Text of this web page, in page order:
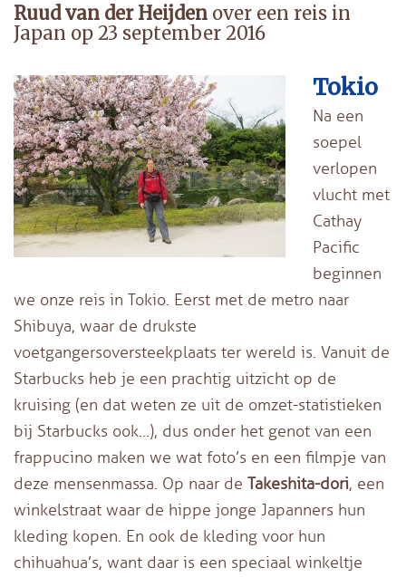
Ruud van der Heijden over een reis in
Japan op 23 september 2016
Tokio
Na een
soepel
verlopen
vlucht met
Cathay
Pacific
beginnen
we onze reis in Tokio. Eerst met de metro naar
Shibuya, waar de drukste
voetgangersoversteekplaats ter wereld is. Vanuit de
Starbucks heb je een prachtig uitzicht op de
kruising (en dat weten ze uit de omzet-statistieken
bij Starbucks ook…), dus onder het genot van een
frappucino maken we wat foto’s en een filmpje van
deze mensenmassa. Op naar de Takeshita-dori, een
winkelstraat waar de hippe jonge Japanners hun
kleding kopen. En ook de kleding voor hun
chihuahua’s, want daar is een speciaal winkeltje